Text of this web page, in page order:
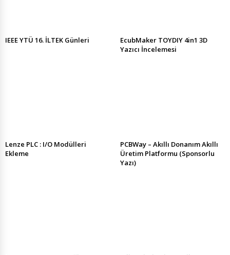
IEEE YTÜ 16. İLTEK Günleri
EcubMaker TOYDIY 4in1 3D
Yazıcı İncelemesi
Lenze PLC : I/O Modülleri
Ekleme
PCBWay – Akıllı Donanım Akıllı
Üretim Platformu (Sponsorlu
Yazı)